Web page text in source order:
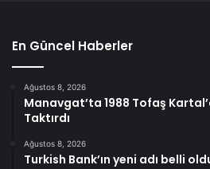
En Güncel Haberler
Ağustos 8, 2026
Manavgat’ta 1988 Tofaş
Taktırdı
Ağustos 8, 2026
Turkish Bank’ın yeni adı belli